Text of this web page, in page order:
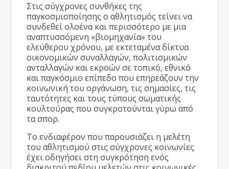
Στις σύγχρονες συνθήκες της
παγκοσμιοποίησης ο αθλητισμός τείνει να
συνδεθεί ολοένα και περισσότερο με μια
αναπτυσσόμενη «βιομηχανία» του
ελεύθερου χρόνου, με εκτεταμένα δίκτυα
οικονομικών συναλλαγών, πολιτισμικών
ανταλλαγών και εκροών σε τοπικό, εθνικό
και παγκόσμιο επίπεδο που επηρεάζουν την
κοινωνική του οργάνωση, τις σημασίες, τις
ταυτότητες και τους τύπους σωματικής
κουλτούρας που συγκροτούνται γύρω από
τα σπορ.
Το ενδιαφέρον που παρουσιάζει η μελέτη
του αθλητισμού στις σύγχρονες κοινωνίες
έχει οδηγήσει στη συγκρότηση ενός